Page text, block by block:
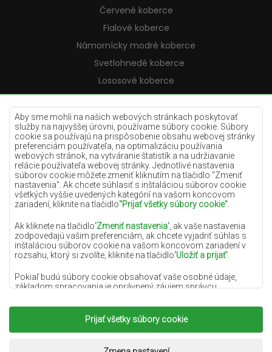
Aby sme mohli na našich webových stránkach poskytovať
služby na najvyššej úrovni, používame súbory cookie. Súbory
cookie sa používajú na prispôsobenie obsahu webovej stránky
preferenciám používateľa, na optimalizáciu používania
webových stránok, na vytváranie štatistík a na udržiavanie
relácie používateľa webovej stránky. Jednotlivé nastavenia
súborov cookie môžete zmeniť kliknutím na tlačidlo "Zmeniť
nastavenia". Ak chcete súhlasiť s inštaláciou súborov cookie
všetkých vyššie uvedených kategórií na vašom koncovom
zariadení, kliknite na tlačidlo"Prijať všetky súbory cookie"
Ak kliknete na tlačidlo'Zmeniť nastavenia' , ak vaše nastavenia
zodpovedajú vašim preferenciám, ak chcete vyjadriť súhlas s
inštaláciou súborov cookie na vašom koncovom zariadení v
rozsahu, ktorý si zvolíte, kliknite na tlačidlo'Uložiť a prijať'
Pokiaľ budú súbory cookie obsahovať vaše osobné údaje,
základom spracovania je oprávnený záujem správcu
podobe poskytovania vysokokvalitných služieb na našej
webovej stránke a marketingových aktivít správcu osobných
údajov a jeho dôveryhodných partnerov.
Viac informácií o súboroch cookie a spracovaní osobných
Prijať všetky súbory cookie
Červené koberce
Fialové koberce
Námornícky modré koberce
Svetlohnedé koberce
Lososové koberce
Krémové koberce
Lilac koberce
Žlté koberce
Mätové koberce
Modré koberce
Oranžové koberce
Ružové koberce
Šedé koberce
Terakotové koberce
Zelené koberce
Zlaté koberce
Copyright 2022Koberce Chemex.Všetky práva